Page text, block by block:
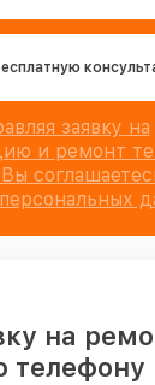
заявку на
и ремонт
на
телефону